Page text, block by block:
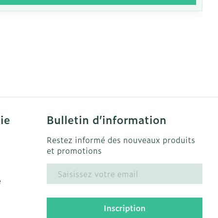
Bulletin d’information
Restez informé des nouveaux produits
et promotions
Adresse mail
Inscription